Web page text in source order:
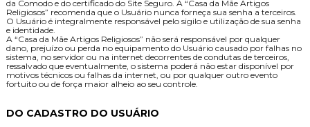
da Comodo e do certificado do Site Seguro. A “Casa da Mãe Artigos
Religiosos” recomenda que o Usuário nunca forneça sua senha a terceiros.
O Usuário é integralmente responsável pelo sigilo e utilização de sua senha
e identidade.
A “Casa da Mãe Artigos Religiosos” não será responsável por qualquer
dano, prejuízo ou perda no equipamento do Usuário causado por falhas no
sistema, no servidor ou na internet decorrentes de condutas de terceiros,
ressalvado que eventualmente, o sistema poderá não estar disponível por
motivos técnicos ou falhas da internet, ou por qualquer outro evento
fortuito ou de força maior alheio ao seu controle.
DO CADASTRO DO USUÁRIO